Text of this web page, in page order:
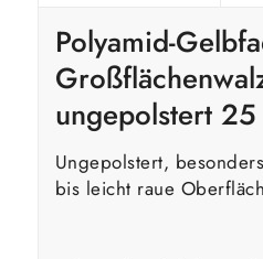
Polyamid-
ungepolstert 25
Ungepolstert,
bis leicht raue